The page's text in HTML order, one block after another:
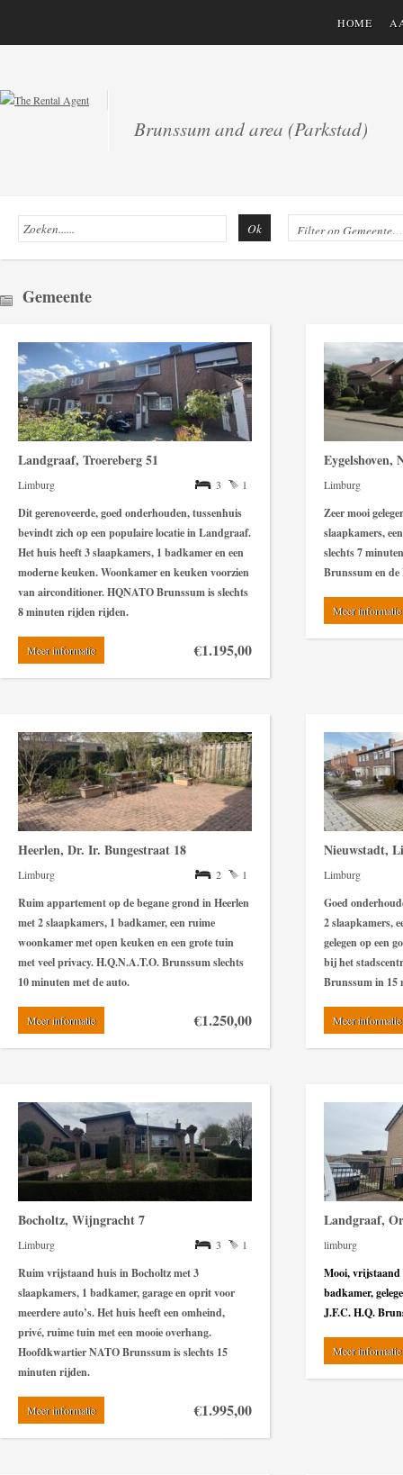
Brunssum and area (Parkstad)
HOME
Ok
Gemeente
Landgraaf, Troereberg 51
3 1
Limburg
Dit gerenoveerde, goed onderhouden, tussenhuis
bevindt zich op een populaire locatie in Landgraaf.
Het huis heeft 3 slaapkamers, 1 badkamer en een
moderne keuken. Woonkamer en keuken voorzien
van airconditioner. HQNATO Brunssum is slechts
8 minuten rijden rijden.
Meer informatie €1.195,00
Eygelshoven,
Limburg
Zeer mooi
slaapkamers,
slechts 7
Brunssum en
Meer informatie
Heerlen, Dr. Ir. Bungestraat 18
2 1
Limburg
Ruim appartement op de begane grond in Heerlen
met 2 slaapkamers, 1 badkamer, een ruime
woonkamer met open keuken en een grote tuin
met veel privacy. H.Q.N.A.T.O. Brunssum slechts
10 minuten met de auto.
Meer informatie €1.250,00
Nieuwstadt,
Limburg
Goed
2 slaapkamers,
gelegen op een
bij het
Brunssum in 15
Meer informatie
Bocholtz, Wijngracht 7
3 1
Limburg
Ruim vrijstaand huisin Bocholtz met 3
slaapkamers, 1 badkamer, garage en oprit voor
meerdere auto’s. Het huis heeft een omheind,
privé, ruime tuin met een mooie overhang.
Hoofdkwartier NATO Brunssum is slechts 15
minuten rijden.
Meer informatie €1.995,00
Landgraaf,
limburg
Mooi, vrijstaand
badkamer,
J.F.C. H.Q.
Meer informatie